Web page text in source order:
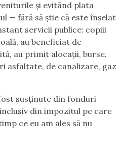
și evitând plata
— fără să știe că este înșelat
servicii publice: copiii
au beneficiat de
au primit alocații, burse.
asfaltate, de canalizare, gaz
susținute din fonduri
din impozitul pe care
ce eu am ales să nu